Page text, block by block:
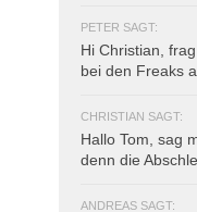
PETER SAGT:
Hi Christian,
bei den Freaks
CHRISTIAN SAGT:
Hallo Tom, sag
denn die
ANDREAS SAGT: